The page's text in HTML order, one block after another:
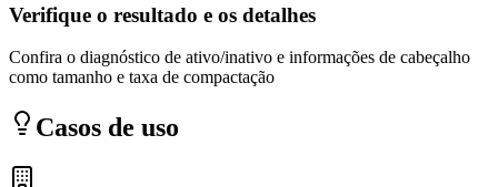
Verifique o resultado e os detalhes
Confira o diagnóstico de ativo/inativo e informações de cabeçalho
como tamanho e taxa de compactação
Casos de uso